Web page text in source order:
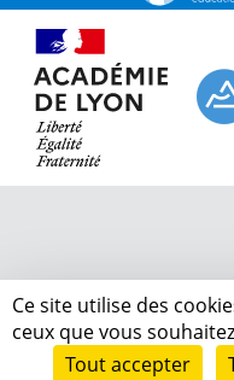
Ce site utilise des
ceux que vous
Tout accepter